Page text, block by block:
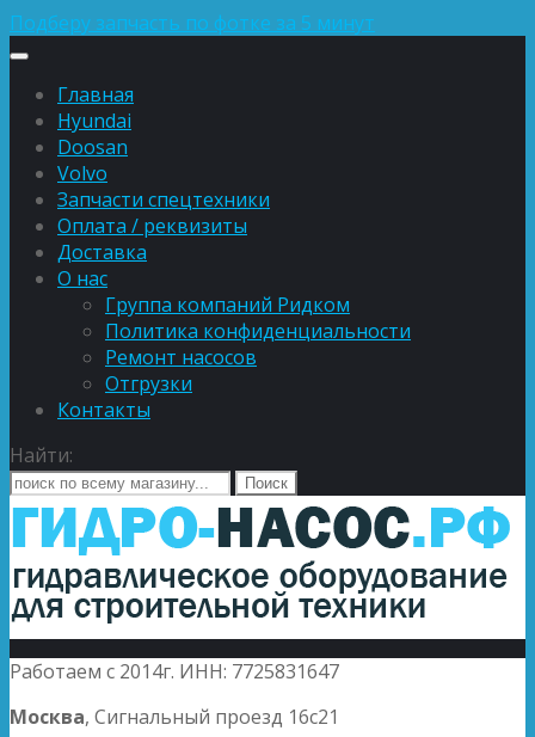
Подберу запчасть по фотке за 5 минут
Главная
Hyundai
Doosan
Volvo
Запчасти спецтехники
Оплата / реквизиты
Доставка
О нас
Группа компаний Ридком
Политика конфиденциальности
Ремонт насосов
Отгрузки
Контакты
Найти:
Работаем с 2014г. ИНН: 7725831647
Москва, Сигнальный проезд 16с21